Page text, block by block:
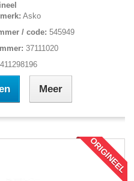
Asko
/ code: 545949
37111020
Meer
ORIGINEEL